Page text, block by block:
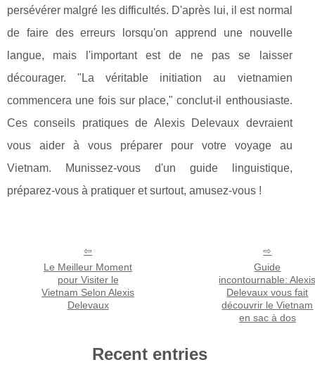
persévérer malgré les difficultés. D'après lui, il est normal
de faire des erreurs lorsqu'on apprend une nouvelle
langue, mais l'important est de ne pas se laisser
décourager. "La véritable initiation au vietnamien
commencera une fois sur place," conclut-il enthousiaste.
Ces conseils pratiques de Alexis Delevaux devraient
vous aider à vous préparer pour votre voyage au
Vietnam. Munissez-vous d'un guide linguistique,
préparez-vous à pratiquer et surtout, amusez-vous !
Le Meilleur Moment
pour Visiter le
Vietnam Selon Alexis
Delevaux
Guide
incontournable:
Delevaux vous fait
découvrir le Vietnam
en sac à dos
Recent entries